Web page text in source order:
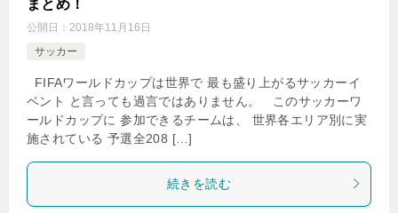
まとめ！
公開日： 2018年11月16日
サッカー
FIFAワールドカップは世界で 最も盛り上がるサッカーイ
ベント と言っても過言ではありません。 このサッカーワ
ールドカップに 参加できるチームは、 世界各エリア別に実
施されている 予選全208 […]
続きを読む